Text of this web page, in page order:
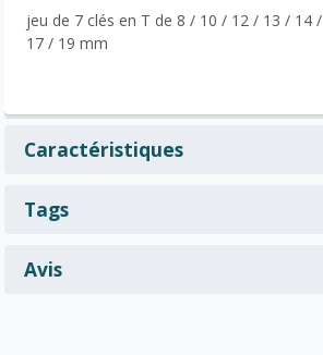
jeu de 7 clés en T de 8 / 10 / 12 / 13 / 14 /
17 / 19 mm
Caractéristiques
Tags
Avis